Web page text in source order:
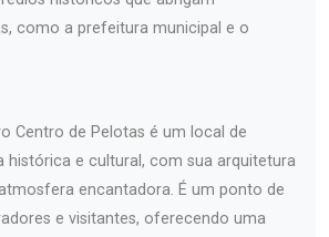
como a prefeitura municipal e o
Centro de Pelotas é um local de
histórica e cultural, com sua arquitetura
encantadora. É um ponto de
e visitantes, oferecendo uma